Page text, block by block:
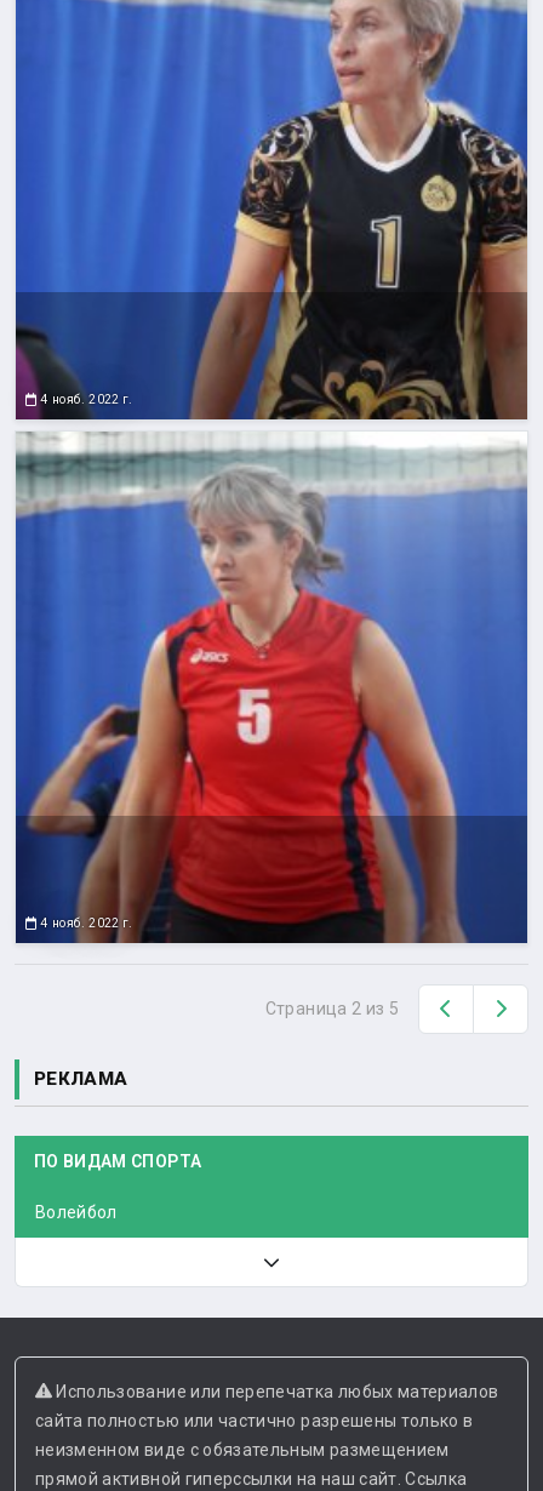
4 нояб. 2022 г.
4 нояб. 2022 г.
Страница 2 из 5 Назад
РЕКЛАМА
ПО ВИДАМ СПОРТА
Волейбол
Использование или перепечатка любых материалов
сайта полностью или частично разрешены только в
неизменном виде с обязательным размещением
прямой активной гиперссылки на наш сайт. Ссылка